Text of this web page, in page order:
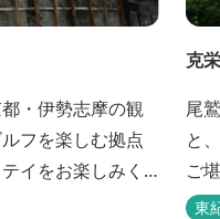
・伊勢志摩の観
フを楽しむ拠点
イをお楽しみく
克栄
尾
と
ご
東